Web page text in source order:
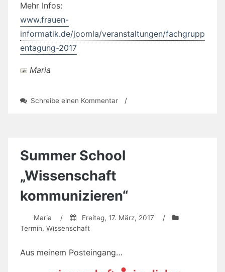
Mehr Infos:
www.frauen-
informatik.de/joomla/veranstaltungen/fachgrupp
entagung-2017
Maria
Schreibe einen Kommentarzu
Informatik“
/
Summer School
„Wissenschaft
kommunizieren“
Maria / Freitag, 17. März, 2017
/
Termin, Wissenschaft
Aus meinem Posteingang…